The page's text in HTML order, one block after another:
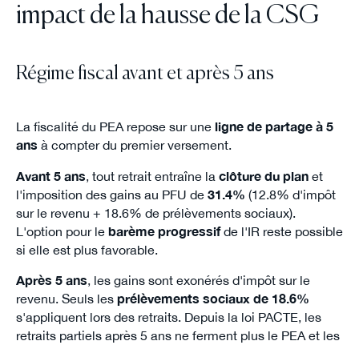
impact de la hausse de la CSG
Régime fiscal avant et après 5 ans
La fiscalité du PEA repose sur une ligne de partage à 5
ans à compter du premier versement.
Avant 5 ans , tout retrait entraîne la clôture du planet
l'imposition des gains au PFU de 31.4% (12.8% d'impôt
sur le revenu + 18.6% de prélèvements sociaux).
L'option pour le barème progressifde l'IR reste possible
si elle est plus favorable.
Après 5 ans, les gains sont exonérés d'impôt sur le
revenu. Seuls les prélèvements sociaux de 18.6%
s'appliquent lors des retraits. Depuis la loi PACTE, les
retraits partiels après 5 ans ne ferment plus le PEA et les